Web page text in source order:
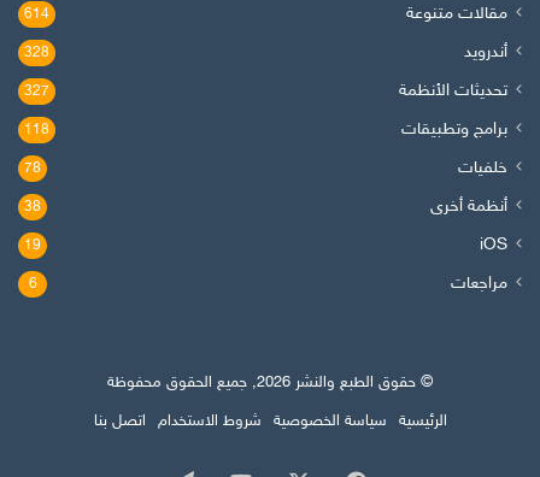
مقالات متنوعة 614
أندرويد 328
تحديثات الأنظمة 327
برامج وتطبيقات 118
خلفيات 78
أنظمة أخرى 38
iOS
19
مراجعات 6
© حقوق الطبع والنشر 2026, جميع الحقوق محفوظة
الرئيسية
سياسة الخصوصية شروط الاستخدام اتصل بنا